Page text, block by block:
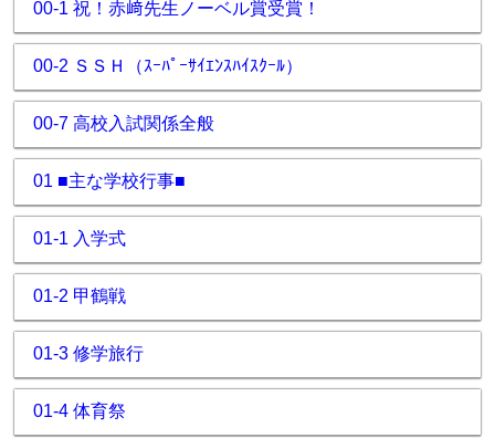
00-1 祝！赤﨑先生ノーベル賞受賞！
00-2 ＳＳＨ（ｽｰﾊﾟｰｻｲｴﾝｽﾊｲｽｸｰﾙ）
00-7 高校入試関係全般
01 ■主な学校行事■
01-1 入学式
01-2 甲鶴戦
01-3 修学旅行
01-4 体育祭